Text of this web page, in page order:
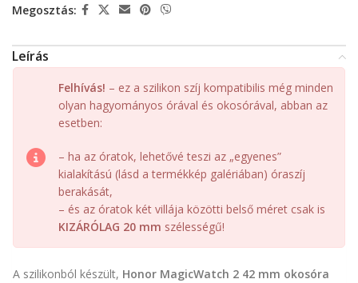
Megosztás:
Leírás
Felhívás! – ez a szilikon szíj kompatibilis még minden
olyan hagyományos órával és okosórával, abban az
esetben:
– ha az óratok, lehetővé teszi az „egyenes”
kialakítású (lásd a termékkép galériában) óraszíj
berakását,
– és az óratok két villája közötti belső méret csak is
KIZÁRÓLAG 20 mm szélességű!
A szilikonból készült, Honor MagicWatch 2 42 mm okosóra